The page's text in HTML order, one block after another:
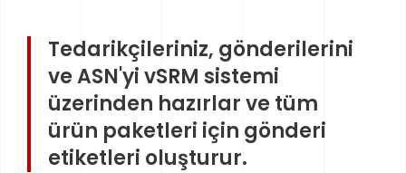
Tedarikçileriniz, gönderilerini
ve ASN'yi vSRM sistemi
üzerinden hazırlar ve tüm
ürün paketleri için gönderi
etiketleri oluşturur.